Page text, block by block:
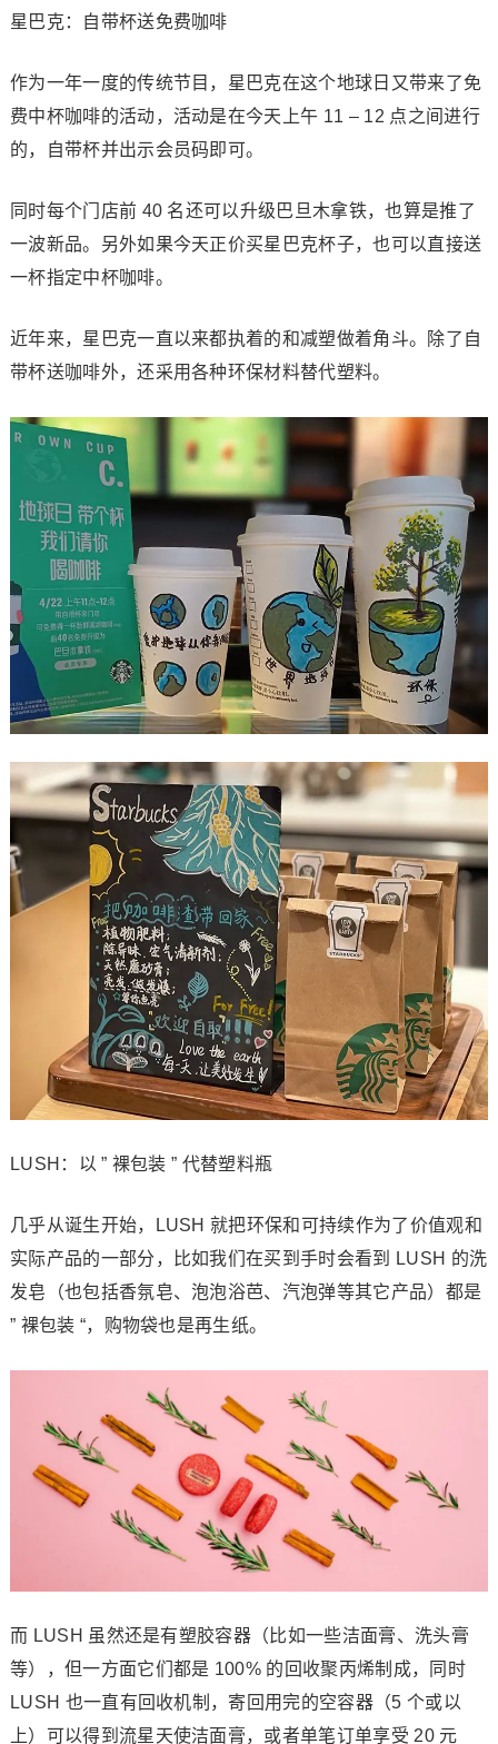
星巴克：自带杯送免费咖啡
作为一年一度的传统节目，星巴克在这个地球日又带来了免
费中杯咖啡的活动，活动是在今天上午 11 – 12 点之间进行
的，自带杯并出示会员码即可。
同时每个门店前 40 名还可以升级巴旦木拿铁，也算是推了
一波新品。另外如果今天正价买星巴克杯子，也可以直接送
一杯指定中杯咖啡。
近年来，星巴克一直以来都执着的和减塑做着角斗。除了自
带杯送咖啡外，还采用各种环保材料替代塑料。
LUSH：以 ” 裸包装 ” 代替塑料瓶
几乎从诞生开始，LUSH 就把环保和可持续作为了价值观和
实际产品的一部分，比如我们在买到手时会看到 LUSH 的洗
发皂（也包括香氛皂、泡泡浴芭、汽泡弹等其它产品）都是
” 裸包装 “，购物袋也是再生纸。
而 LUSH 虽然还是有塑胶容器（比如一些洁面膏、洗头膏
等），但一方面它们都是 100% 的回收聚丙烯制成，同时
LUSH 也一直有回收机制，寄回用完的空容器（5 个或以
上）可以得到流星天使洁面膏，或者单笔订单享受 20 元